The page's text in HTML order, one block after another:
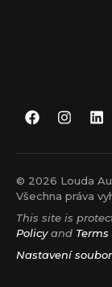
© 2026 Louda
Všechna práva
This site is
Policyand Terms
Nastavení